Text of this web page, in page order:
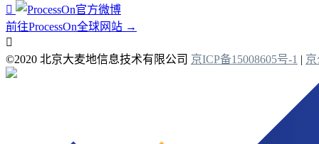

前往ProcessOn全球网站 →

©2020 北京大麦地信息技术有限公司 京ICP备15008605号-1 | 京